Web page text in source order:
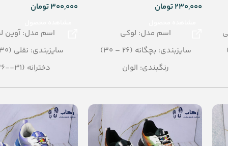
230,000تومان
اسم مدل: لوکی
سایزبندی: بچگانه (26 – 30)
رنگبندی: الوان
تعداد در کارتن: 24 جفت
جنس: Airblowing
300,000تومان
اسم مدل: آوین
سایزبندی: نقلی (30 – 26)
دخترانه (31--36)
رنگبندی:
تعداد در کارتن: 16 جفت
جنس: EVA